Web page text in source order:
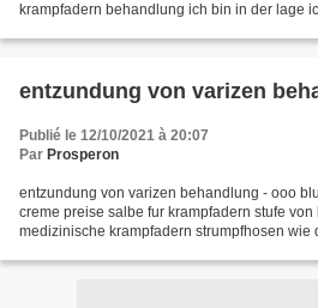
krampfadern behandlung ich bin in der lage
entzundung von varizen
Publié le 12/10/2021 à 20:07
Par Prosperon
entzundung von varizen behandlung - ooo
creme preise salbe fur krampfadern stufe
medizinische krampfadern strumpfhosen wie